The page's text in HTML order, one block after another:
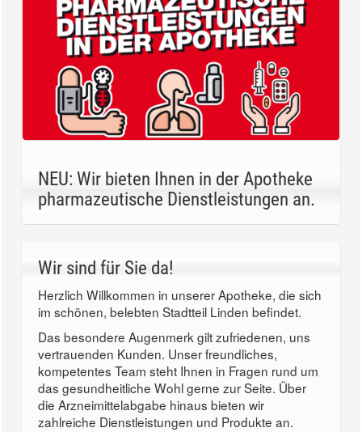
NEU: Wir bieten Ihnen in der Apotheke
pharmazeutische Dienstleistungen an.
Wir sind für Sie da!
Herzlich Willkommen in unserer Apotheke, die sich
im schönen, belebten Stadtteil Linden befindet.
Das besondere Augenmerk gilt zufriedenen, uns
vertrauenden Kunden. Unser freundliches,
kompetentes Team steht Ihnen in Fragen rund um
das gesundheitliche Wohl gerne zur Seite. Über
die Arzneimittelabgabe hinaus bieten wir
zahlreiche Dienstleistungen und Produkte an.